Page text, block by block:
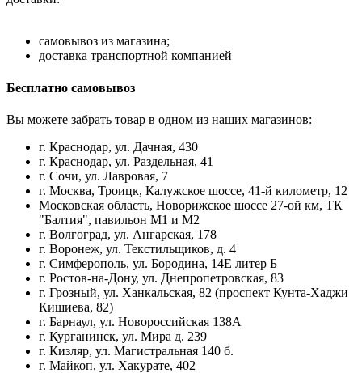
самовывоз из магазина;
доставка транспортной компанией
Бесплатно самовывоз
Вы можете забрать товар в одном из наших магазинов:
г. Краснодар, ул. Дачная, 430
г. Краснодар, ул. Раздельная, 41
г. Сочи, ул. Лавровая, 7
г. Москва, Троицк, Калужское шоссе, 41-й километр, 12
Московская область, Новорижское шоссе 27-ой км, ТК
"Балтия", павильон М1 и М2
г. Волгоград, ул. Ангарская, 178
г. Воронеж, ул. Текстильщиков, д. 4
г. Симферополь, ул. Бородина, 14Е литер Б
г. Ростов-на-Дону, ул. Днепропетровская, 83
г. Грозный, ул. Ханкальская, 82 (проспект Кунта-Хаджи
Кишиева, 82)
г. Барнаул, ул. Новороссийская 138А
г. Курганинск, ул. Мира д. 239
г. Кизляр, ул. Магистральная 140 б.
г. Майкоп, ул. Хакурате, 402